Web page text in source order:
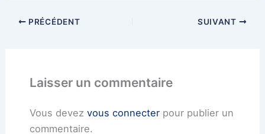
PRÉCÉDENT SUIVANT
Laisser un commentaire
Vous devez vous connecterpour publier un
commentaire.